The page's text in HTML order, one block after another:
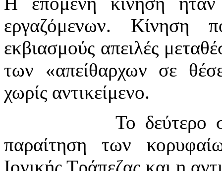
εργαζόμενων. Κίνηση
εκβιασμούς απειλές
των «απείθαρχων σε
χωρίς αντικείμενο.
Το δεύτερο
παραίτηση των